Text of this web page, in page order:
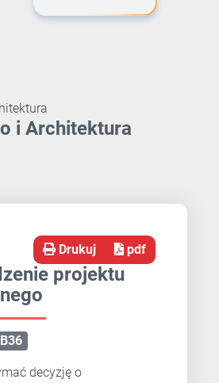
i Architektura
Drukuj pdf
projektu
decyzję o